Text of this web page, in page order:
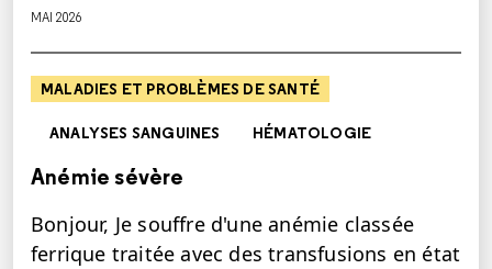
MAI 2026
MALADIES ET PROBLÈMES DE SANTÉ
ANALYSES SANGUINES HÉMATOLOGIE
Anémie sévère
Bonjour, Je souffre d'une anémie classée
ferrique traitée avec des transfusions en état